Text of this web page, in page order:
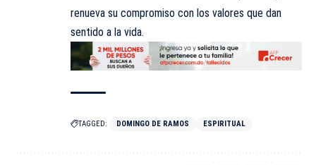
renueva su compromiso con los valores que dan
sentido a la vida.
TAGGED: DOMINGO DE RAMOS ESPIRITUAL